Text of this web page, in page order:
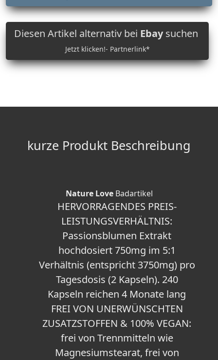
Diesen Artikel alternativ bei Ebaysuchen
Jetzt klicken!- Partnerlink*
kurze Produkt Beschreibung
Nature LoveBadartikel
HERVORRAGENDES PREIS-
LEISTUNGSVERHÄLTNIS:
Passionsblumen Extrakt
hochdosiert 750mg im 5:1
Verhältnis (entspricht 3750mg) pro
Tagesdosis (2 Kapseln). 240
Kapseln reichen 4 Monate lang
FREI VON UNERWÜNSCHTEN
ZUSATZSTOFFEN & 100% VEGAN:
frei von Trennmitteln wie
Magnesiumstearat, frei von